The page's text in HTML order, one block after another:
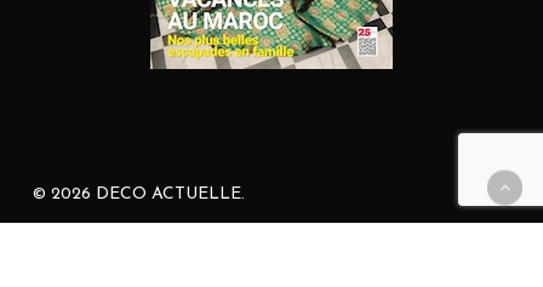
© 2026 DECO ACTUELLE.